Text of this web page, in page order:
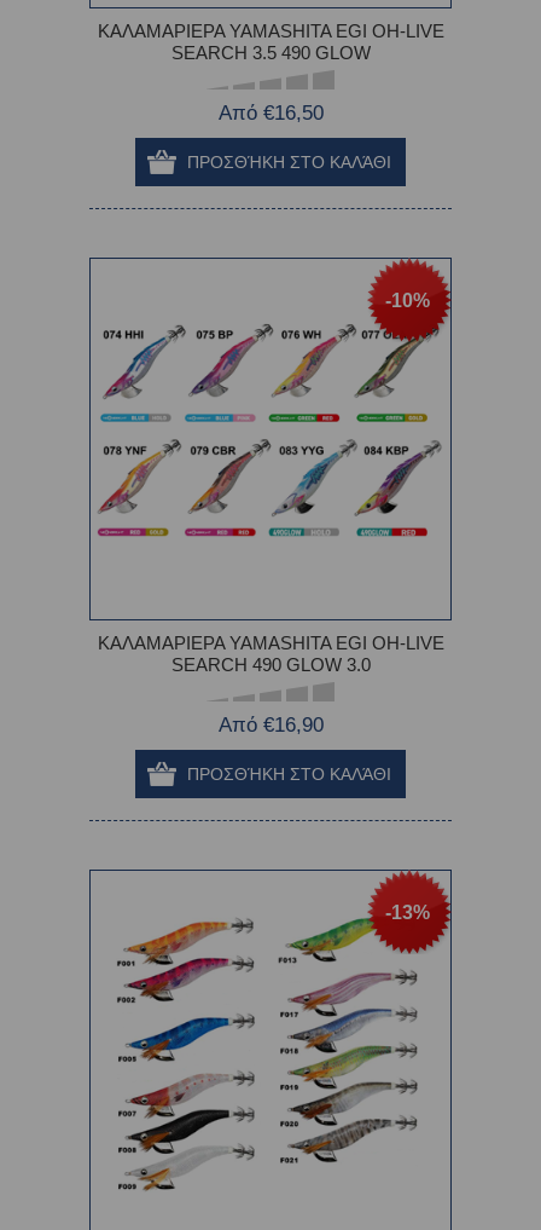
ΚΑΛΑΜΑΡΙΕΡΑ YAMASHITA EGI OH-LIVE
SEARCH 3.5 490 GLOW
Από €16,50
-10%
ΚΑΛΑΜΑΡΙΕΡΑ YAMASHITA EGI OH-LIVE
SEARCH 490 GLOW 3.0
Από €16,90
-13%